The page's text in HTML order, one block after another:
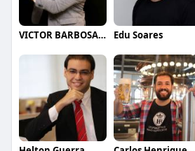
VICTOR BARBOSA QUARANTA Edu Soares